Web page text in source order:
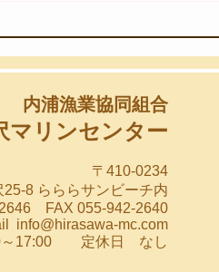
内浦漁業協同組合
マリンセンター
〒410-0234
8 らららサンビーチ内
FAX 055-942-2640
info@hirasawa-mc.com
～17:00 定休日 なし